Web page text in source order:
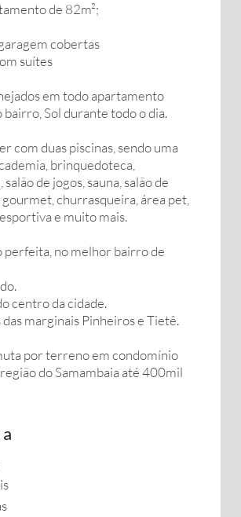
de 82m²;
cobertas
suítes
em todo apartamento
bairro, Sol durante todo o dia.
com duas piscinas, sendo uma
brinquedoteca,
de jogos, sauna, salão de
gourmet, churrasqueira, área pet,
e muito mais.
perfeita, no melhor bairro de
centro da cidade.
marginais Pinheiros e Tietê.
por terreno em condomínio
do Samambaia até 400mil